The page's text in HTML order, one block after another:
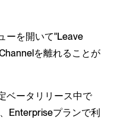
ーを開いて"Leave
を離れることが
ベータリリース中で
Enterpriseプランで利